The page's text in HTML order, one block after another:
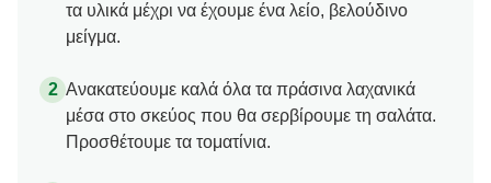
τα υλικά μέχρι να έχουμε ένα λείο, βελούδινο
μείγμα.
Ανακατεύουμε καλά όλα τα πράσινα λαχανικά
μέσα στο σκεύος που θα σερβίρουμε τη σαλάτα.
Προσθέτουμε τα τοματίνια.